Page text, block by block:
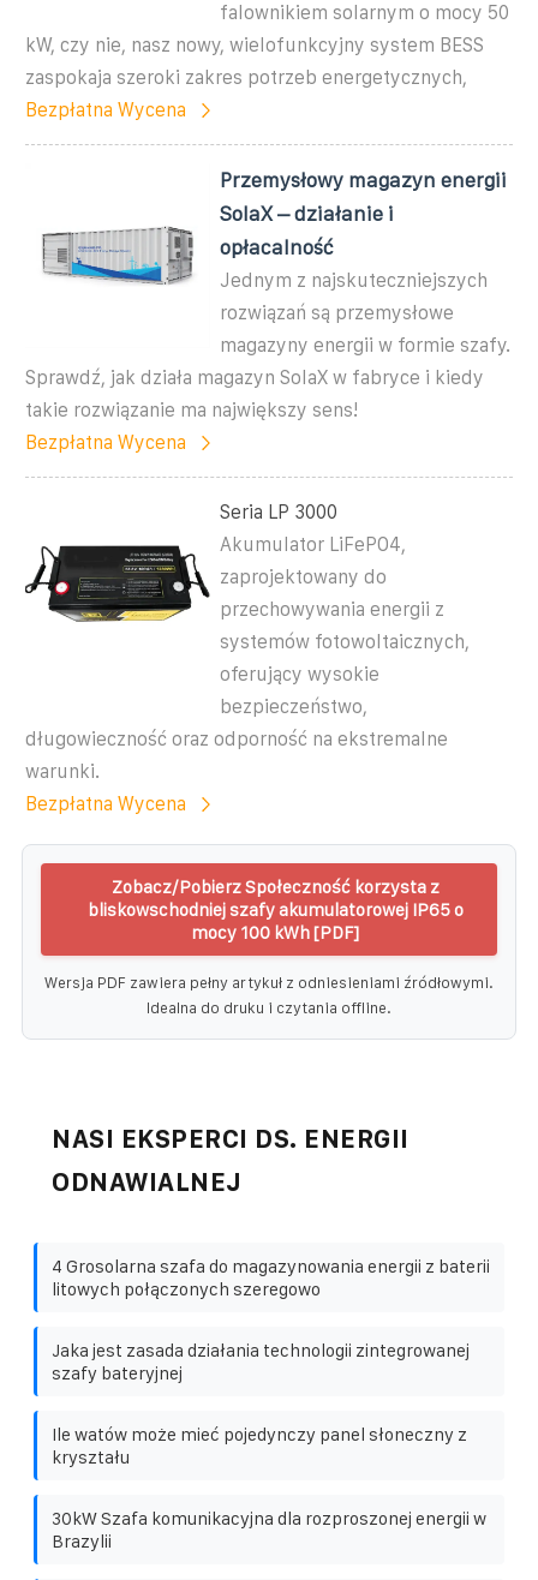
falownikiem solarnym o mocy 50
kW, czy nie, nasz nowy, wielofunkcyjny system BESS
zaspokaja szeroki zakres potrzeb energetycznych,
Bezpłatna Wycena
Przemysłowy magazyn energii
SolaX – działanie i
opłacalność
Jednym z najskuteczniejszych
rozwiązań są przemysłowe
magazyny energii w formie szafy.
Sprawdź, jak działa magazyn SolaX w fabryce i kiedy
takie rozwiązanie ma największy sens!
Bezpłatna Wycena
Seria LP 3000
Akumulator LiFePO4,
zaprojektowany do
przechowywania energii z
systemów fotowoltaicznych,
oferujący wysokie
bezpieczeństwo,
długowieczność oraz odporność na ekstremalne
warunki.
Bezpłatna Wycena
Zobacz/Pobierz Społeczność korzysta z
bliskowschodniej szafy akumulatorowej IP65 o
mocy 100 kWh [PDF]
Wersja PDF zawiera pełny artykuł z odniesieniami źródłowymi.
Idealna do druku i czytania offline.
NASI EKSPERCI DS. ENERGII
ODNAWIALNEJ
4 Grosolarna szafa do magazynowania energii z baterii
litowych połączonych szeregowo
Jaka jest zasada działania technologii zintegrowanej
szafy bateryjnej
Ile watów może mieć pojedynczy panel słoneczny z
kryształu
30kW Szafa komunikacyjna dla rozproszonej energii w
Brazylii